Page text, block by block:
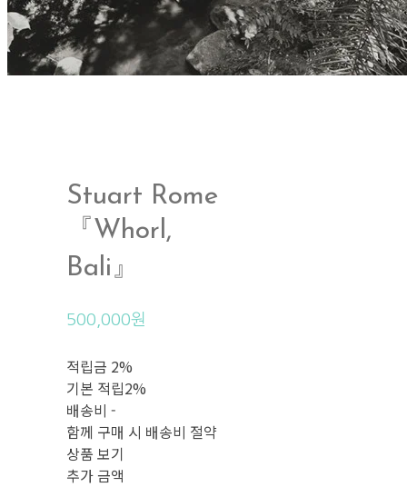
Stuart Rome
『Whorl,
Bali』
500,000원
적립금 2%
기본 적립2%
배송비 -
함께 구매 시 배송비 절약
상품 보기
추가 금액